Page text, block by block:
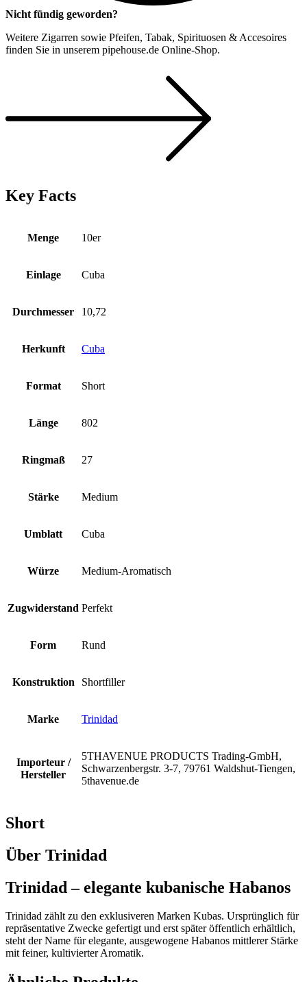
Nicht fündig geworden?
Weitere Zigarren sowie Pfeifen, Tabak, Spirituosen & Accesoires
finden Sie in unserem pipehouse.de Online-Shop.
Key Facts
Menge 10er
Einlage Cuba
Durchmesser 10,72
Herkunft Cuba
Format Short
Länge 802
Ringmaß 27
Stärke Medium
Umblatt Cuba
Würze Medium-Aromatisch
Zugwiderstand Perfekt
Form Rund
Konstruktion Shortfiller
Marke Trinidad
Importeur /
Hersteller
5THAVENUE PRODUCTS Trading-GmbH,
Schwarzenbergstr. 3-7, 79761 Waldshut-Tiengen,
5thavenue.de
Short
Über Trinidad
Trinidad – elegante kubanische Habanos
Trinidad zählt zu den exklusiveren Marken Kubas. Ursprünglich für
repräsentative Zwecke gefertigt und erst später öffentlich erhältlich,
steht der Name für elegante, ausgewogene Habanos mittlerer Stärke
mit feiner, kultivierter Aromatik.